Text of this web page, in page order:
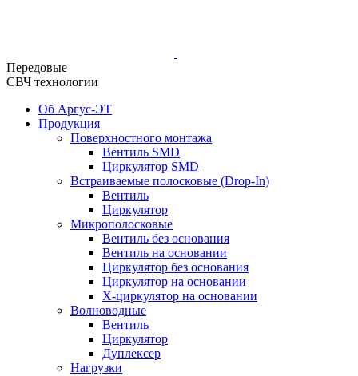
Передовые
СВЧ технологии
Об Аргус-ЭТ
Продукция
Поверхностного монтажа
Вентиль SMD
Циркулятор SMD
Встраиваемые полосковые (Drop-In)
Вентиль
Циркулятор
Микрополосковые
Вентиль без основания
Вентиль на основании
Циркулятор без основания
Циркулятор на основании
Х-циркулятор на основании
Волноводные
Вентиль
Циркулятор
Дуплексер
Нагрузки